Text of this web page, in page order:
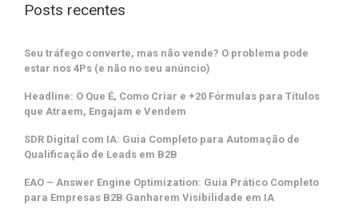
Posts recentes
Seu tráfego converte, mas não vende? O problema pode
estar nos 4Ps (e não no seu anúncio)
Headline: O Que É, Como Criar e +20 Fórmulas para Títulos
que Atraem, Engajam e Vendem
SDR Digital com IA: Guia Completo para Automação de
Qualificação de Leads em B2B
EAO – Answer Engine Optimization: Guia Prático Completo
para Empresas B2B Ganharem Visibilidade em IA